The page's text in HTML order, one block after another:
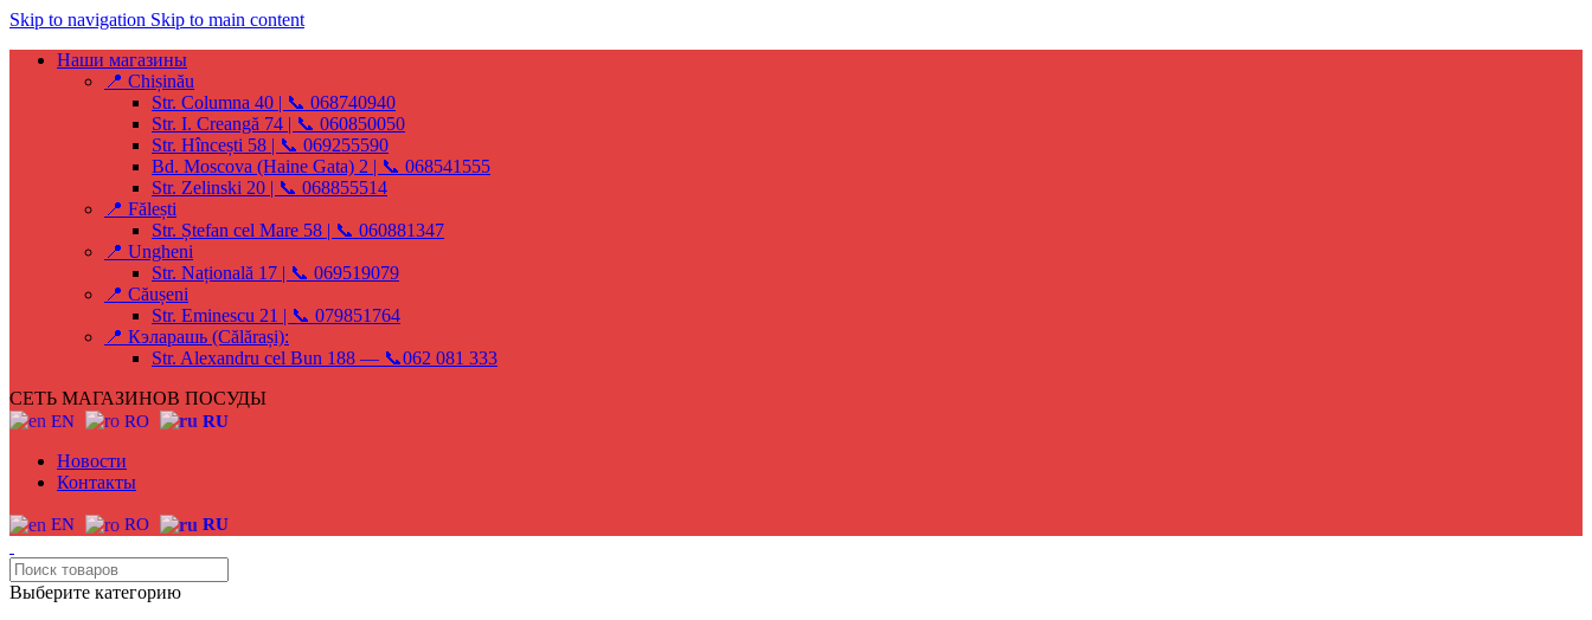
Skip to navigation Skip to main content
Наши магазины
📍 Chișinău
Str. Columna 40 | 📞 068740940
Str. I. Creangă 74 | 📞 060850050
Str. Hîncești 58 | 📞 069255590
Bd. Moscova (Haine Gata) 2 | 📞 068541555
Str. Zelinski 20 | 📞 068855514
📍 Fălești
Str. Ștefan cel Mare 58 | 📞 060881347
📍 Ungheni
Str. Națională 17 | 📞 069519079
📍 Căușeni
Str. Eminescu 21 | 📞 079851764
📍 Кэларашь (Călărași):
Str. Alexandru cel Bun 188 — 📞062 081 333
СЕТЬ МАГАЗИНОВ ПОСУДЫ
EN RO RU
Новости
Контакты
EN RO RU
Выберите категорию